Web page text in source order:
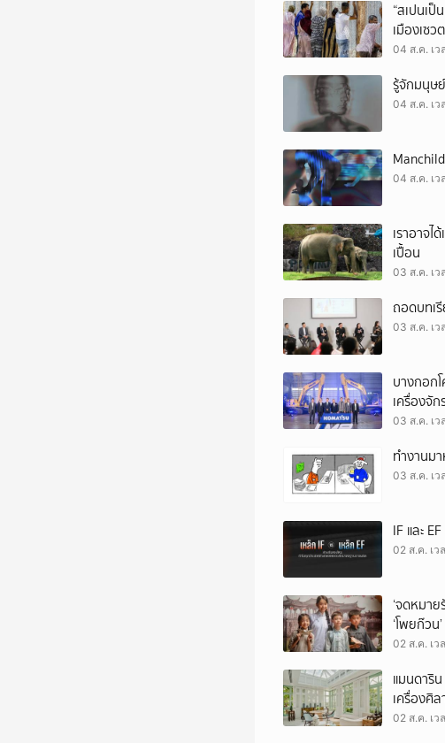
“สเปนเ
เมืองเซ
04 ส.ค. เว
รู้จักมนุษ
04 ส.ค. เว
04 ส.ค. เว
เราอาจ
เปื้อน
03 ส.ค. เว
ถอดบทเรี
03 ส.ค. เว
บางกอก
เครื่องจั
03 ส.ค. เ
ทำงานม
03 ส.ค. เว
IF และ
02 ส.ค. เว
‘จดหมา
‘โพยก๊วน’
02 ส.ค. เว
แมนดาริ
เครื่องศิ
02 ส.ค. เ